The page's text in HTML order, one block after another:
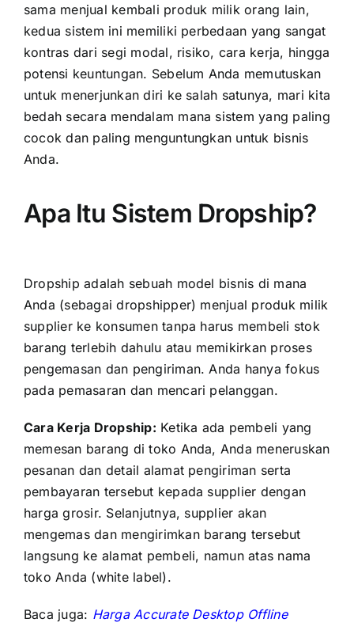
sama menjual kembali produk milik orang lain,
kedua sistem ini memiliki perbedaan yang sangat
kontras dari segi modal, risiko, cara kerja, hingga
potensi keuntungan. Sebelum Anda memutuskan
untuk menerjunkan diri ke salah satunya, mari kita
bedah secara mendalam mana sistem yang paling
cocok dan paling menguntungkan untuk bisnis
Anda.
Apa Itu Sistem Dropship?
Dropship adalah sebuah model bisnis di mana
Anda (sebagai dropshipper) menjual produk milik
supplier ke konsumen tanpa harus membeli stok
barang terlebih dahulu atau memikirkan proses
pengemasan dan pengiriman. Anda hanya fokus
pada pemasaran dan mencari pelanggan.
Cara Kerja Dropship: Ketika ada pembeli yang
memesan barang di toko Anda, Anda meneruskan
pesanan dan detail alamat pengiriman serta
pembayaran tersebut kepada supplier dengan
harga grosir. Selanjutnya, supplier akan
mengemas dan mengirimkan barang tersebut
langsung ke alamat pembeli, namun atas nama
toko Anda (white label).
Baca juga: Harga Accurate Desktop Offline